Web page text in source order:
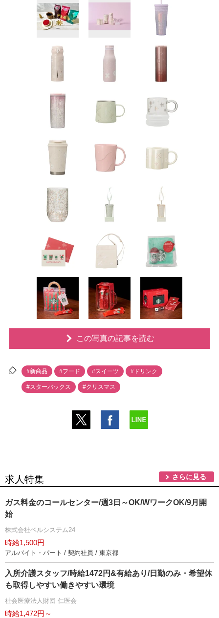
この写真の記事を読む
#新商品 #フード #スイーツ #ドリンク
#スターバックス #クリスマス
求人特集 さらに見る
ガス料金のコールセンター/週3日～OK/WワークOK/9月開
始
株式会社ベルシステム24
時給1,500円
アルバイト・パート / 契約社員 / 東京都
入所介護スタッフ/時給1472円&有給あり/日勤のみ・希望休
も取得しやすい働きやすい環境
社会医療法人財団 仁医会
時給1,472円～